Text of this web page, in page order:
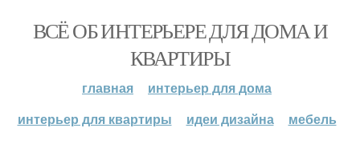
ВСЁ ОБ ИНТЕРЬЕРЕ ДЛЯ ДОМА И
КВАРТИРЫ
главная
интерьер для дома
интерьер для квартиры
идеи дизайна мебель